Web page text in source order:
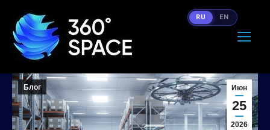
Июн
25
2026
Блог
RU EN